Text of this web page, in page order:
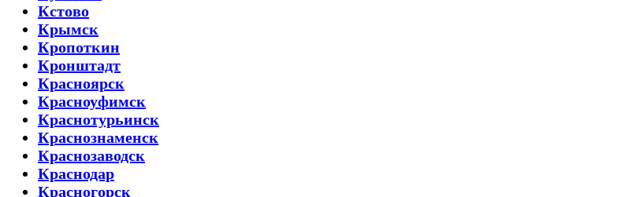
Кстово
Крымск
Кропоткин
Кронштадт
Красноярск
Красноуфимск
Краснотурьинск
Краснознаменск
Краснозаводск
Краснодар
Красногорск